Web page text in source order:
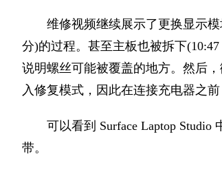
维修视频继续展示了更换显示
分)的过程。甚至主板也被拆下
说明螺丝可能被覆盖的地方。然后
入修复模式，因此在连接充电器之前
可以看到 Surface Laptop
带。